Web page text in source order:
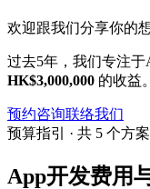
欢迎跟我们分享你的
过去5年，我们专注
HK$3,000,000 的收益。
预约咨询联络我们
预算指引 · 共 5 个方案
App开发费用